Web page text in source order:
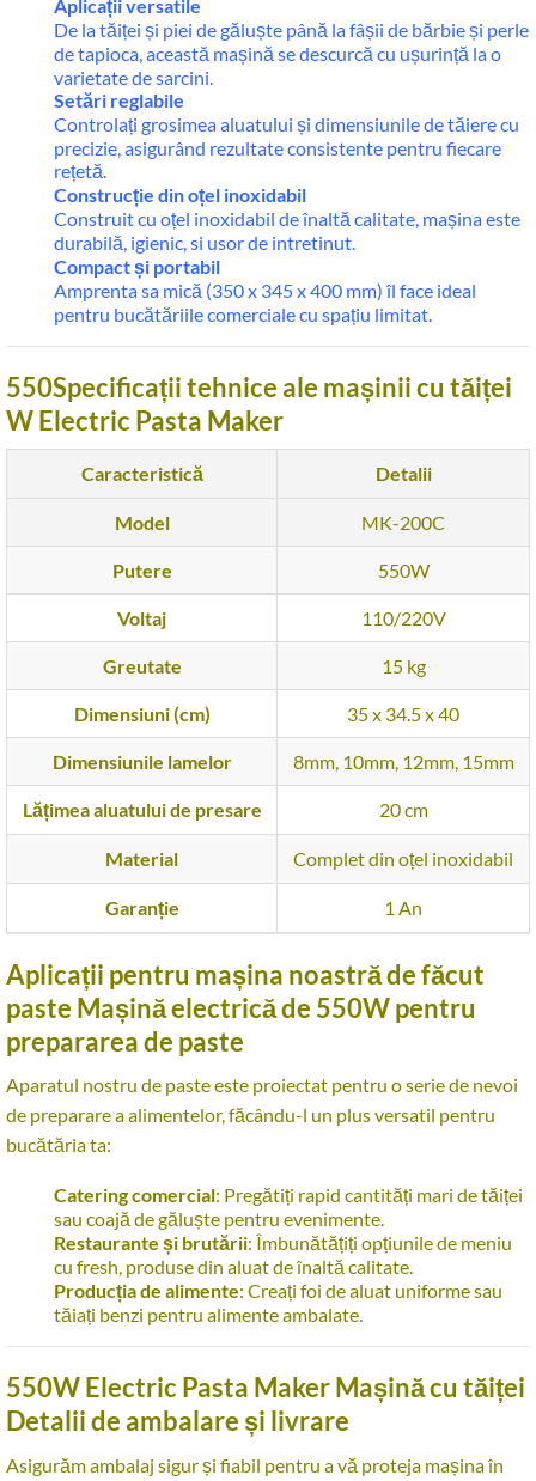
Aplicații versatile
De la tăiței și piei de găluște până la fâșii de bărbie și perle
de tapioca, această mașină se descurcă cu ușurință la o
varietate de sarcini.
Setări reglabile
Controlați grosimea aluatului și dimensiunile de tăiere cu
precizie, asigurând rezultate consistente pentru fiecare
rețetă.
Construcție din oțel inoxidabil
Construit cu oțel inoxidabil de înaltă calitate, mașina este
durabilă, igienic, si usor de intretinut.
Compact și portabil
Amprenta sa mică (350 x 345 x 400 mm) îl face ideal
pentru bucătăriile comerciale cu spațiu limitat.
550Specificații tehnice ale mașinii cu tăiței
W Electric Pasta Maker
Caracteristică Detalii
Model MK-200C
Putere 550W
Voltaj 110/220V
Greutate 15 kg
Dimensiuni (cm) 35 x 34.5 x 40
Dimensiunile lamelor 8mm, 10mm, 12mm, 15mm
Lățimea aluatului de presare 20 cm
Material Complet din oțel inoxidabil
Garanție 1 An
Aplicații pentru mașina noastră de făcut
paste Mașină electrică de 550W pentru
prepararea de paste
Aparatul nostru de paste este proiectat pentru o serie de nevoi
de preparare a alimentelor, făcându-l un plus versatil pentru
bucătăria ta:
Catering comercial: Pregătiți rapid cantități mari de tăiței
sau coajă de găluște pentru evenimente.
Restaurante și brutării: Îmbunătățiți opțiunile de meniu
cu fresh, produse din aluat de înaltă calitate.
Producția de alimente: Creați foi de aluat uniforme sau
tăiați benzi pentru alimente ambalate.
550W Electric Pasta Maker Mașină cu tăiței
Detalii de ambalare și livrare
Asigurăm ambalaj sigur și fiabil pentru a vă proteja mașina în